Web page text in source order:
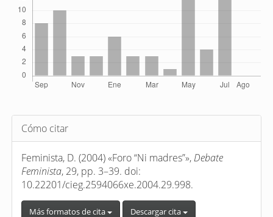
Detalles
del
artículo
Cómo citar
Feminista, D. (2004) «Foro “Ni madres”», Debate
Feminista, 29, pp. 3–39. doi:
10.22201/cieg.2594066xe.2004.29.998.
Más formatos de cita Descargar cita